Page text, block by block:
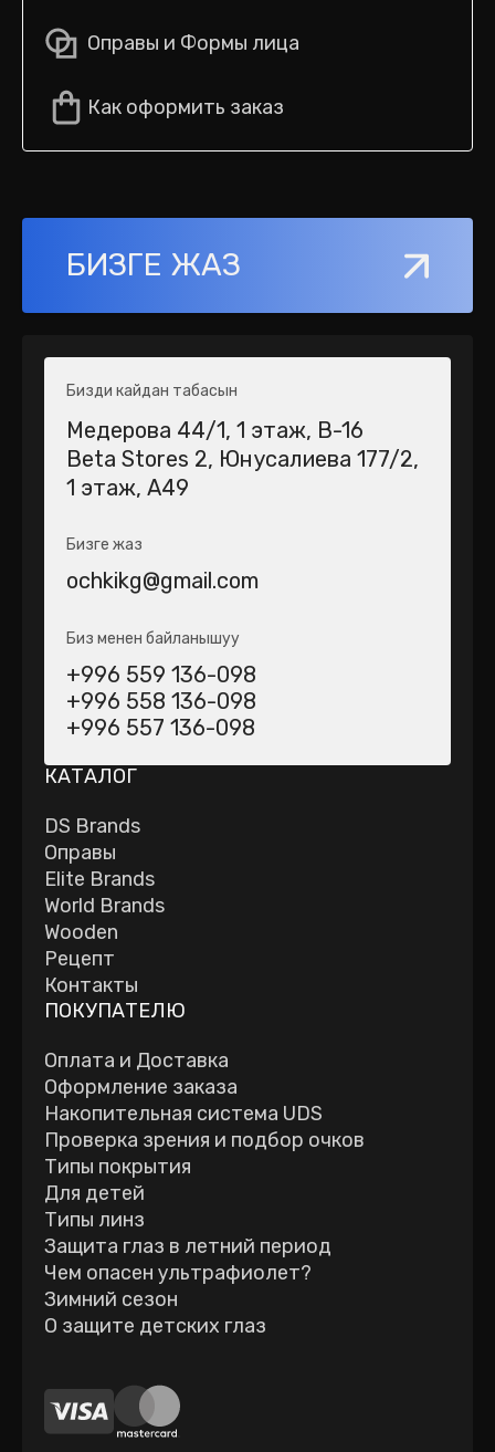
Оправы и Формы лица
Как оформить заказ
БИЗГЕ ЖАЗ
Бизди кайдан табасын
Медерова 44/1​, 1 этаж, В-16
Beta Stores 2​, Юнусалиева 177/2,
1 этаж, А49
Бизге жаз
ochkikg@gmail.com
Биз менен байланышуу
+996 559 136-098
+996 558 136-098
+996 557 136-098
КАТАЛОГ
DS Brands
Оправы
Elite Brands
World Brands
Wooden
Рецепт
Контакты
ПОКУПАТЕЛЮ
Оплата и Доставка
Оформление заказа
Накопительная система UDS
Проверка зрения и подбор очков
Типы покрытия
Для детей
Типы линз
Защита глаз в летний период
Чем опасен ультрафиолет?
Зимний сезон
О защите детских глаз